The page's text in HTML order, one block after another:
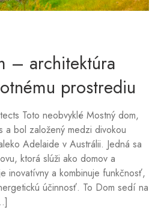
– architektúra
prostrediu
Toto neobvyklé Mostný dom,
a bol založený medzi divokou
Adelaide v Austrálii. Jedná sa
ktorá slúži ako domov a
inovatívny a kombinuje funkčnosť,
účinnosť. To Dom sedí na